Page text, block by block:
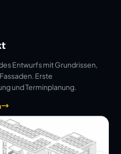
Entwurfs mit Grundrissen,
Erste
und Terminplanung.